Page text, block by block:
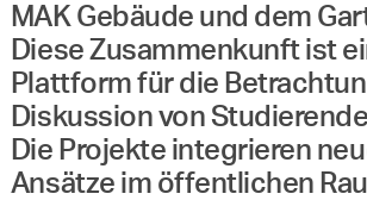
MAK Gebäude und dem
Diese Zusammenkunft ist
Plattform für die
Diskussion von
Die Projekte integrieren
Ansätze im öffentlichen